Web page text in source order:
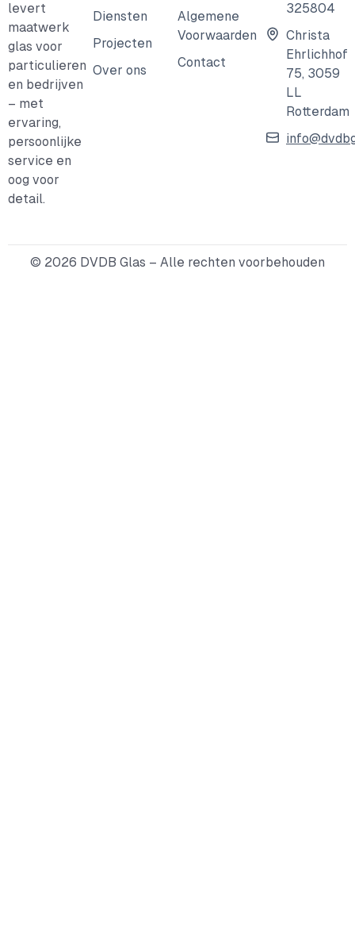
levert
maatwerk
glas voor
particulieren
en bedrijven
– met
ervaring,
persoonlijke
service en
oog voor
detail.
Diensten
Projecten
Over ons
Algemene
Voorwaarden
Contact
325804
Christa
Ehrlichhof
75, 3059
LL
Rotterdam
© 2026 DVDB Glas – Alle rechten voorbehouden